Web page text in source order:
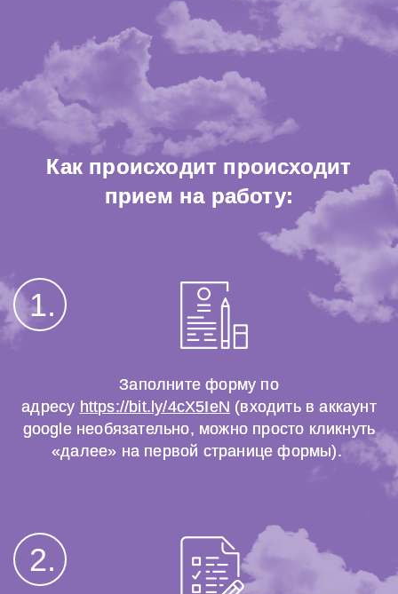
Как происходит происходит
прием на работу:
1.
Заполните форму по
адресу https://bit.ly/4cX5IeN (входить в аккаунт
google необязательно, можно просто кликнуть
«далее» на первой странице формы).
2.